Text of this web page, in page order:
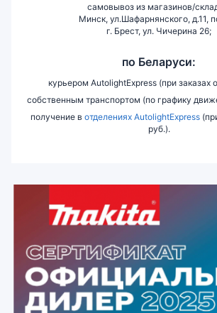
самовывоз из магазинов/
Минск, ул.Шафарнянского, д.11,
г. Брест, ул. Чичерина 26;
по Беларуси:
курьером AutolightExpress (при заказах
собственным транспортом (по графику
получение в отделениях AutolightExpress
руб.).